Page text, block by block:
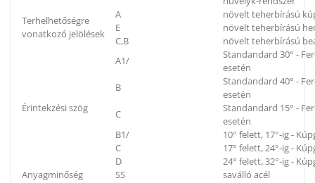
Terhelhetőségre
vonatkozó jelölések
A
növelt teherbírású
E
növelt teherbírású
C,B
növelt teherbírású
Érintekzési szög
A1/
Standandard 30° -
esetén
B
Standandard 40° -
esetén
C
Standandard 15° -
esetén
B1/
10° felett, 17°-ig -
C
17° felett, 24°-ig -
D
24° felett, 32°-ig -
Anyagminőség
SS saválló acél